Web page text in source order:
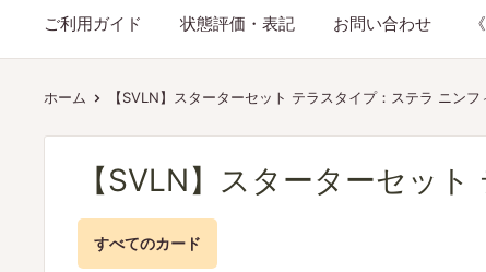
シ
ョ
ッ
ご利用ガイド 状態評価・表記 お問い合わせ
ホーム 【SVLN】スターターセット テラスタイプ：ステラ ニン
【SVLN】スターターセッ
すべてのカード